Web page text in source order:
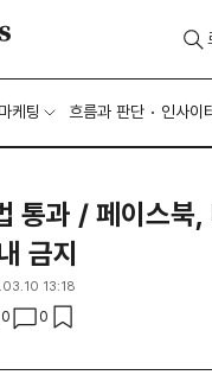
케팅 흐름과 판단 인사이
통과 / 페이스북,
금지
13:18
0 0